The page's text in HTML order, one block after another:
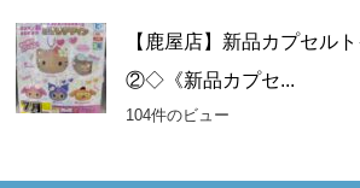
【鹿屋店】新品カプセル
②◇《新品カプセ...
104件のビュー